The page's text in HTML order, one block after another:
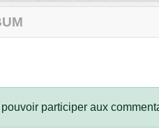
participer aux